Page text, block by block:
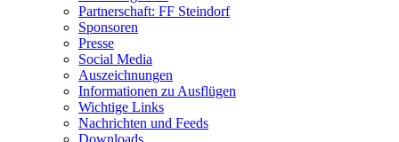
Partnerschaft: FF Steindorf
Sponsoren
Presse
Social Media
Auszeichnungen
Informationen zu Ausflügen
Wichtige Links
Nachrichten und Feeds
Downloads